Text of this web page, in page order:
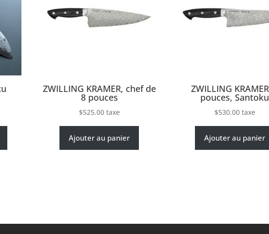
ZWILLING KRAMER, chef de
8 pouces
$525.00 taxe
Ajouter au panier
ZWILLING
pouces, Santoku
$530.00 taxe
Ajouter au panier